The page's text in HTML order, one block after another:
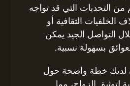
من التحديات التي قد تواجه
الخلفيات الثقافية أو
التواصل الجيد يمكن
بسهولة نسبية.
لديك خطة واضحة حول
لتوثيق الزواج، مما